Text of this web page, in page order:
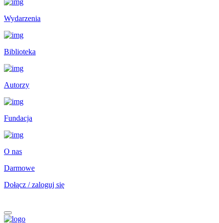
Wydarzenia
Biblioteka
Autorzy
Fundacja
O nas
Darmowe
Dołącz / zaloguj się